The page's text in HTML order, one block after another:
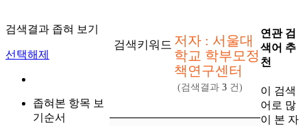
검색결과 좁혀 보기
선택해제
좁혀본 항목 보
기순서
검색키워드 저자 : 서울대
학교 학부모정
책연구센터
(검색결과 3 건)
연관 검
색어 추
천
이 검색
어로 많
이 본 자